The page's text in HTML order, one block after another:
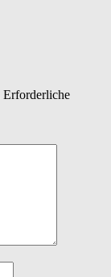
Erforderliche